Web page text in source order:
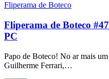
Fliperama de Boteco
Fliperama de Boteco
PC
Papo de Boteco! No ar mais
Guilherme Ferrari,…